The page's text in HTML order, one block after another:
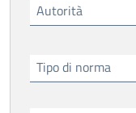
Autorità
Tipo di norma